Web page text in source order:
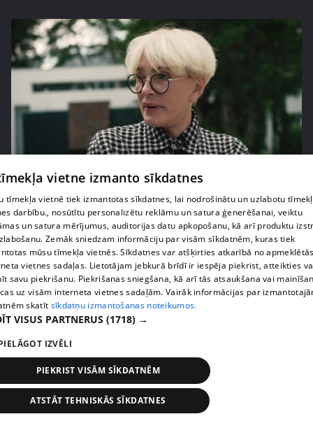
Cik izmaksājusi Laimas Vaikules dārgākā tikšanās
restorānā?
1. epizode
pirms 2 gadiem, 1 mēneša
vietne izmanto sīkdatnes
tīmekļa vietnē tiek izmantotas sīkdatnes, lai nodrošinātu un uzlabotu
darbību., nosūtītu personalizētu reklāmu un satura ģenerēšanai, veiktu
un satura mērījumus, auditorijas datu apkopošanu, kā arī produktu
Zemāk sniedzam informāciju par visām sīkdatnēm, kuras tiek
mūsu tīmekļa vietnēs. Sīkdatnes var atšķirties atkarībā no
vietnes sadaļas. Lietotājam jebkurā brīdī ir iespēja piekrist, atteikties
savu piekrišanu. Piekrišanas sniegšana, kā arī tās atsaukšana vai
uz visām interneta vietnes sadaļām. Vairāk informācijas par
skatīt sīkdatņu izmantošanas noteikumos.
VISUS PARTNERUS (1718) →
IZVĒLI
PIEKRIST VISĀM SĪKDATNĒM
ATSTĀT TEHNISKĀS SĪKDATNES